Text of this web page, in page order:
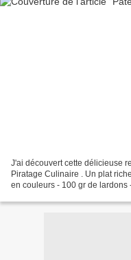
J'ai découvert cette délicieuse
Piratage Culinaire . Un plat
en couleurs - 100 gr de lardons